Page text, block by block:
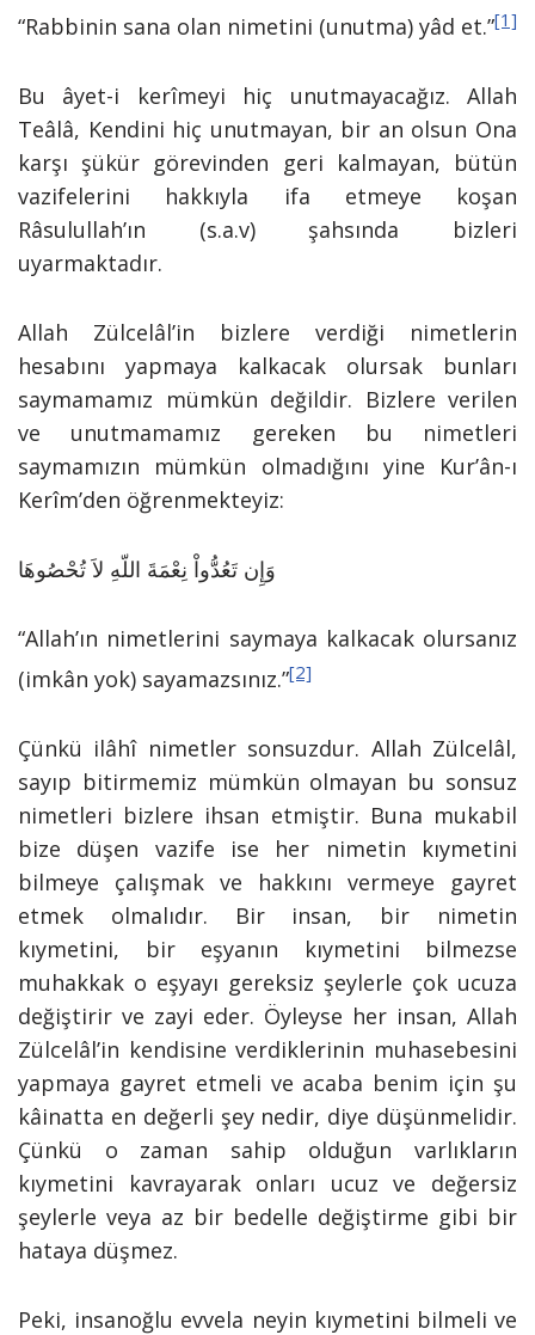
“Rabbinin sana olan nimetini (unutma) yâd et.”[1]
Bu âyet-i kerîmeyi hiç unutmayacağız. Allah
Teâlâ, Kendini hiç unutmayan, bir an olsun Ona
karşı şükür görevinden geri kalmayan, bütün
vazifelerini hakkıyla ifa etmeye koşan
Râsulullah’ın (s.a.v) şahsında bizleri
uyarmaktadır.
Allah Zülcelâl’in bizlere verdiği nimetlerin
hesabını yapmaya kalkacak olursak bunları
saymamamız mümkün değildir. Bizlere verilen
ve unutmamamız gereken bu nimetleri
saymamızın mümkün olmadığını yine Kur’ân-ı
Kerîm’den öğrenmekteyiz:
وَإِن تَعُدُّواْ نِعْمَةَ اللّهِ لاَ تُحْصُوهَا
“Allah’ın nimetlerini saymaya kalkacak olursanız
(imkân yok) sayamazsınız.”[2]
Çünkü ilâhî nimetler sonsuzdur. Allah Zülcelâl,
sayıp bitirmemiz mümkün olmayan bu sonsuz
nimetleri bizlere ihsan etmiştir. Buna mukabil
bize düşen vazife ise her nimetin kıymetini
bilmeye çalışmak ve hakkını vermeye gayret
etmek olmalıdır. Bir insan, bir nimetin
kıymetini, bir eşyanın kıymetini bilmezse
muhakkak o eşyayı gereksiz şeylerle çok ucuza
değiştirir ve zayi eder. Öyleyse her insan, Allah
Zülcelâl’in kendisine verdiklerinin muhasebesini
yapmaya gayret etmeli ve acaba benim için şu
kâinatta en değerli şey nedir, diye düşünmelidir.
Çünkü o zaman sahip olduğun varlıkların
kıymetini kavrayarak onları ucuz ve değersiz
şeylerle veya az bir bedelle değiştirme gibi bir
hataya düşmez.
Peki, insanoğlu evvela neyin kıymetini bilmeli ve